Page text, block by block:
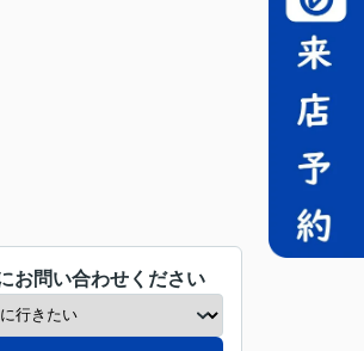
お問い合わせください